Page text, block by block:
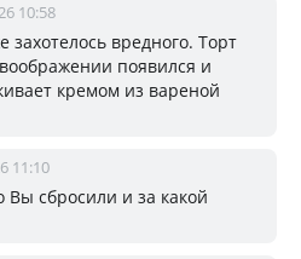
10:58
захотелось вредного. Торт
появился и
кремом из вареной
11:10
Вы сбросили и за какой